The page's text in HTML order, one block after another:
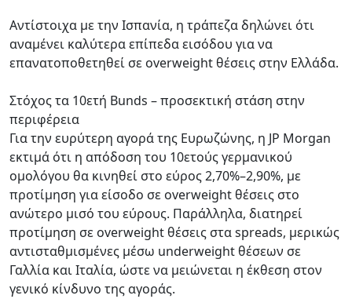
Αντίστοιχα με την Ισπανία, η τράπεζα δηλώνει ότι
αναμένει καλύτερα επίπεδα εισόδου για να
επανατοποθετηθεί σε overweight θέσεις στην Ελλάδα.
Στόχος τα 10ετή Bunds – προσεκτική στάση στην
περιφέρεια
Για την ευρύτερη αγορά της Ευρωζώνης, η JP Morgan
εκτιμά ότι η απόδοση του 10ετούς γερμανικού
ομολόγου θα κινηθεί στο εύρος 2,70%–2,90%, με
προτίμηση για είσοδο σε overweight θέσεις στο
ανώτερο μισό του εύρους. Παράλληλα, διατηρεί
προτίμηση σε overweight θέσεις στα spreads, μερικώς
αντισταθμισμένες μέσω underweight θέσεων σε
Γαλλία και Ιταλία, ώστε να μειώνεται η έκθεση στον
γενικό κίνδυνο της αγοράς.